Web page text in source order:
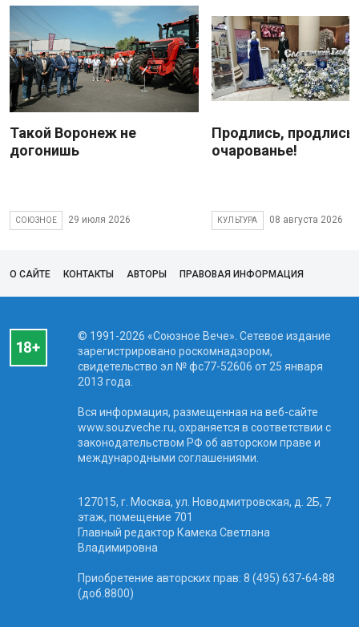
Такой Воронеж не
догонишь
СОЮЗНОЕ 29 июля 2026
Продлись, продлись
очарованье!
КУЛЬТУРА 08 августа 2026
О САЙТЕ КОНТАКТЫ АВТОРЫ ПРАВОВАЯ ИНФОРМАЦИЯ
© 1991-2026 «Союзное Вече». Сетевое издание
зарегистрировано роскомнадзором,
свидетельство эл № фc77-52606 от 25 января
2013 года.
Вся информация, размещенная на веб-сайте
www.souzveche.ru, охраняется в соответствии с
законодательством РФ об авторском праве и
международными соглашениями.
127015, г. Москва, ул. Новодмитровская, д. 2Б, 7
этаж, помещение 701
Главный редактор Камека Светлана
Владимировна
Приобретение авторских прав: 8 (495) 637-64-88
(доб.8800)